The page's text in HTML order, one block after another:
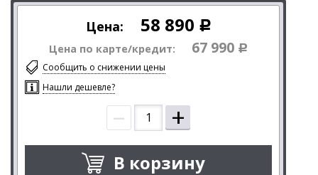
Цена: 58 890 Р
Цена по карте/кредит: 67 990 Р
Сообщить о снижении цены
Нашли дешевле?
– +
В корзину